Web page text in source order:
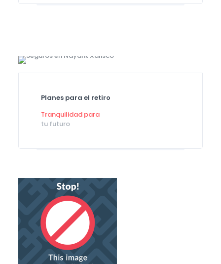
Planes para el retiro
Tranquilidad para
tu futuro